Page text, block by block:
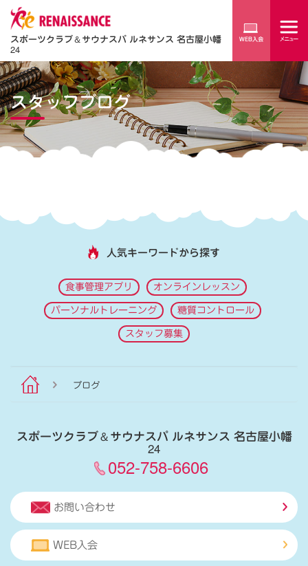
スポーツクラブ＆サウナスパ ルネサンス 名古屋小幡
24
スタッフブログ
人気キーワードから探す
食事管理アプリ オンラインレッスン
パーソナルトレーニング 糖質コントロール
スタッフ募集
ブログ
スポーツクラブ＆サウナスパ ルネサンス 名古屋小幡
24
052-758-6606
お問い合わせ
WEB入会